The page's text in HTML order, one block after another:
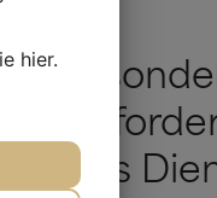
und des
hier.